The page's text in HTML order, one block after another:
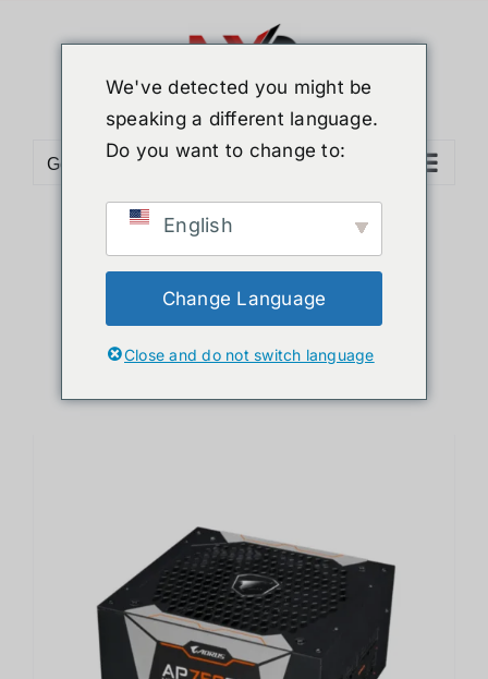
Go to...
Sort byDefault Order
Show12 Products
We've detected you might be
speaking a different language.
Do you want to change to:
English
Change Language
Close and do not switch language